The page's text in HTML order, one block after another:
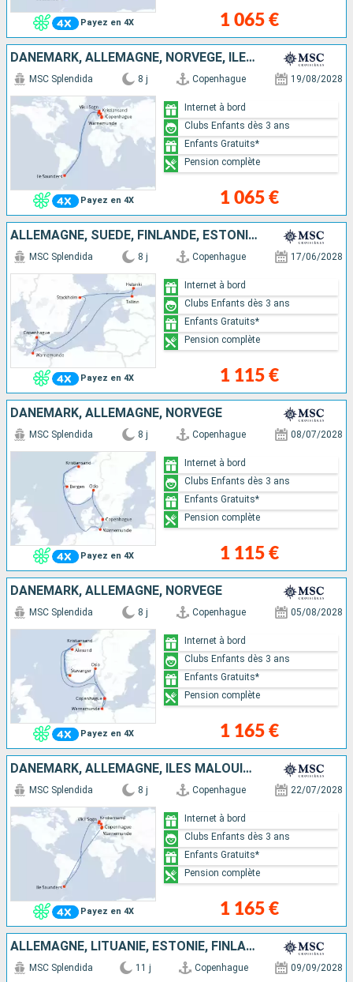
Payez en 4X 1 065 €
DANEMARK, ALLEMAGNE, NORVÈGE, ÎLES MALOUINES
Payez en 4X
MSC Splendida 8 j Copenhague 19/08/2028
1 065 €
Internet à bord
Clubs Enfants dès 3 ans
Enfants Gratuits*
Pension complète
ALLEMAGNE, SUÈDE, FINLANDE, ESTONIE, DANEMARK
Payez en 4X
MSC Splendida 8 j Copenhague 17/06/2028
1 115 €
Internet à bord
Clubs Enfants dès 3 ans
Enfants Gratuits*
Pension complète
DANEMARK, ALLEMAGNE, NORVÈGE
Payez en 4X
MSC Splendida 8 j Copenhague 08/07/2028
1 115 €
Internet à bord
Clubs Enfants dès 3 ans
Enfants Gratuits*
Pension complète
DANEMARK, ALLEMAGNE, NORVÈGE
Payez en 4X
MSC Splendida 8 j Copenhague 05/08/2028
1 165 €
Internet à bord
Clubs Enfants dès 3 ans
Enfants Gratuits*
Pension complète
DANEMARK, ALLEMAGNE, ÎLES MALOUINES, NORVÈGE
Payez en 4X
MSC Splendida 8 j Copenhague 22/07/2028
1 165 €
Internet à bord
Clubs Enfants dès 3 ans
Enfants Gratuits*
Pension complète
ALLEMAGNE, LITUANIE, ESTONIE, FINLANDE, SUÈDE, DANEMARK
MSC Splendida 11 j Copenhague 09/09/2028